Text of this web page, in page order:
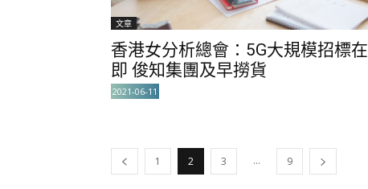
文章
香港女分析總會：5G大規模招標在
即 俊知集團及早撈貨
2021-06-11
1 2 3 ... 9